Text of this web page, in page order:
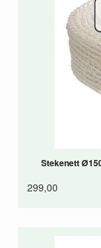
Stekenett
299,00